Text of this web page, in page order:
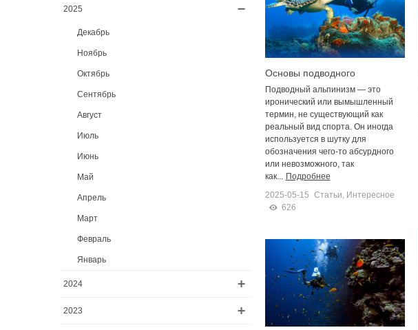
2025
Декабрь
Ноябрь
Октябрь
Сентябрь
Август
Июль
Июнь
Май
Апрель
Март
Февраль
Январь
2024
2023
Основы подводного
альпинизма: что это такое
Подводный альпинизм — это
иронический или вымышленный
термин, не существующий как
реальный вид спорта. Он иногда
используется в шутку для
обозначения чего-то абсурдного
или невозможного, так
как... Подробнее
2025-05-15 Статьи, Интересное
626